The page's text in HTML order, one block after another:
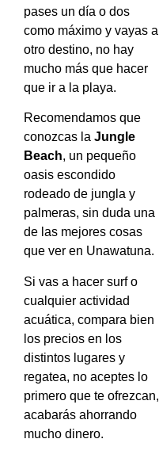
pases un día o dos
como máximo y vayas a
otro destino, no hay
mucho más que hacer
que ir a la playa.
Recomendamos que
conozcas la Jungle
Beach, un pequeño
oasis escondido
rodeado de jungla y
palmeras, sin duda una
de las mejores cosas
que ver en Unawatuna.
Si vas a hacer surf o
cualquier actividad
acuática, compara bien
los precios en los
distintos lugares y
regatea, no aceptes lo
primero que te ofrezcan,
acabarás ahorrando
mucho dinero.